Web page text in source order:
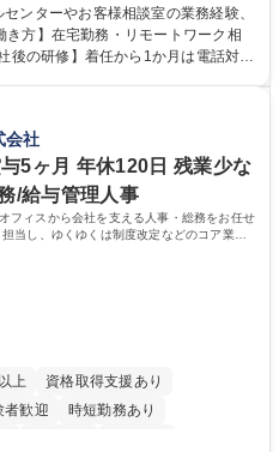
お客様からの声に迅速かつ誠意をも
ープ内活動に反映しています。 【具
本社【お客様
い商品づくりへ貢献
ンターやお客様相談室の業務経験、
方】在宅勤務・リモートワーク相
て】キリングループの広報機能を担
切にし、磨き上げたホスピタリティ
がら広報関連業務を行っておりま
会社
5ヶ月 年休120日 残業少な
/給与管理人事
フィスから会社を支える人事・総務をお任せ
当し、ゆくゆくは制度改定などのコア業務
上
資格取得支援あり
者歓迎
時短勤務あり